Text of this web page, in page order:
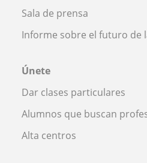
Sala de prensa
Informe sobre el futuro de
Únete
Dar clases particulares
Alumnos que buscan
Alta centros